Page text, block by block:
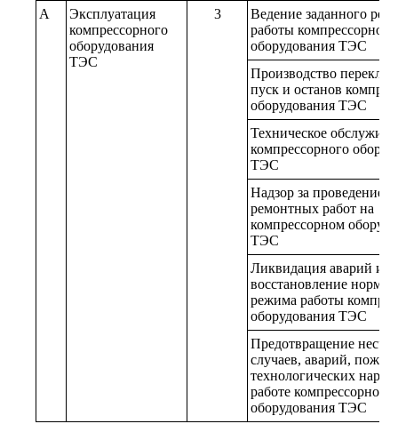
A
Эксплуатация
компрессорного
оборудования
ТЭС
3
Ведение заданного
работы компрессорного
оборудования ТЭС
Производство
пуск и останов
оборудования ТЭС
Техническое
компрессорного
ТЭС
Надзор за проведением
ремонтных работ на
компрессорном
ТЭС
Ликвидация аварий и
восстановление
режима работы
оборудования ТЭС
Предотвращение
случаев, аварий,
технологических
работе компрессорного
оборудования ТЭС